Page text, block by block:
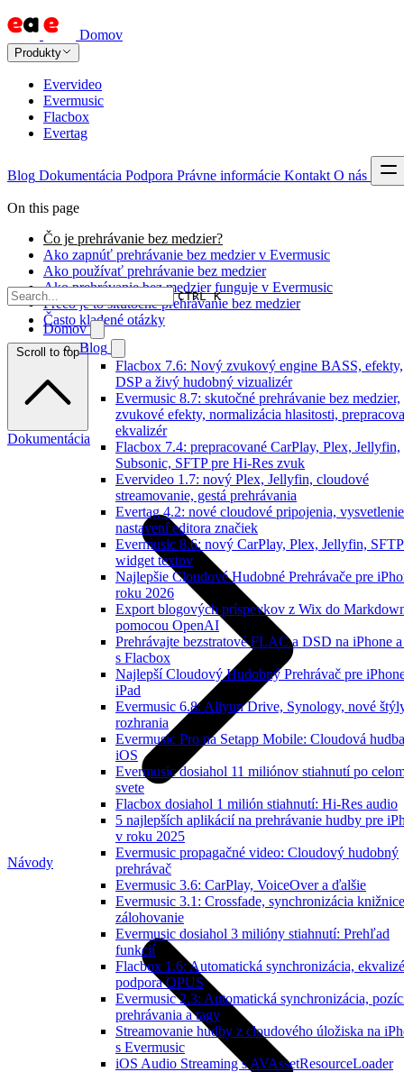
Domov
Produkty
Evervideo
Evermusic
Flacbox
Evertag
Blog Dokumentácia Podpora Právne informácie Kontakt O nás
CTRL K
Domov
Blog
Flacbox 7.6: Nový zvukový engine BASS, efekty,
DSP a živý hudobný vizualizér
Evermusic 8.7: skutočné prehrávanie bez medzier,
zvukové efekty, normalizácia hlasitosti,
ekvalizér
Flacbox 7.4: prepracované CarPlay, Plex, Jellyfin,
Subsonic, SFTP pre Hi-Res zvuk
Evervideo 1.7: nový Plex, Jellyfin, cloudové
streamovanie, gestá prehrávania
Evertag 4.2: nové cloudové pripojenia, vysvetlenie
nastavení editora značiek
Evermusic 8.6: nový CarPlay, Plex, Jellyfin,
widget textov
Najlepšie Cloudové Hudobné Prehrávače pre
roku 2026
Export blogových príspevkov z Wix do
pomocou OpenAI
Prehrávajte bezstratové FLAC a DSD na iPhone
s Flacbox
Najlepší Cloudový Hudobný Prehrávač pre
iPad
Evermusic 6.8: Aliyun Drive, Synology, nové
rozhrania
Evermusic Pro na Setapp Mobile: Cloudová
iOS
Evermusic dosiahol 11 miliónov stiahnutí po
svete
Flacbox dosiahol 1 milión stiahnutí: Hi-Res audio
5 najlepších aplikácií na prehrávanie hudby pre
v roku 2025
Evermusic propagačné video: Cloudový hudobný
prehrávač
Evermusic 3.6: CarPlay, VoiceOver a ďalšie
Evermusic 3.1: Crossfade, synchronizácia
zálohovanie
Evermusic dosiahol 3 milióny stiahnutí: Prehľad
funkcií
Flacbox 1.6: Automatická synchronizácia,
podpora OPUS
Evermusic 2.3: Automatická synchronizácia,
prehrávania a tagy
Streamovanie hudby z cloudového úložiska na
s Evermusic
iOS Audio Streaming s AVAssetResourceLoader
On this page
Čo je prehrávanie bez medzier?
Ako zapnúť prehrávanie bez medzier v Evermusic
Ako používať prehrávanie bez medzier
Ako prehrávanie bez medzier funguje v Evermusic
Prečo je to skutočné prehrávanie bez medzier
Často kladené otázky
Scroll to top
Dokumentácia
Návody